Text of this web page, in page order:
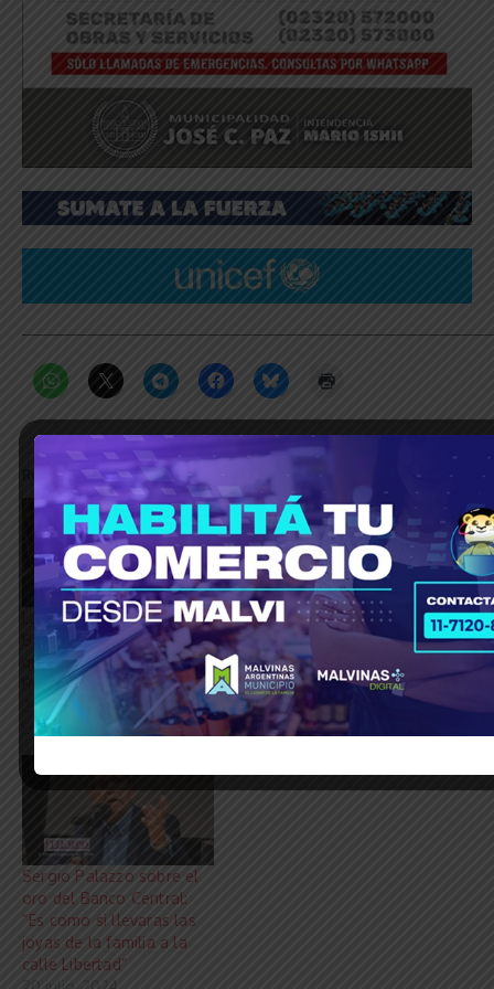
Relacionado
La Justicia ordenó al
Banco Central informar
qué hizo con el oro de la
República Argentina
22 diciembre, 2025
En «Economía»
Otra transferencia de oro
del Estado argentino que
la administración de Milei
envía a Londres
19 agosto, 2024
En «Economía»
Sergio Palazzo sobre el
oro del Banco Central:
“Es como si llevaras las
joyas de la familia a la
calle Libertad”